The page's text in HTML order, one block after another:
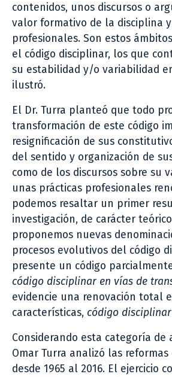
contenidos, unos discursos o
valor formativo de la disciplina
profesionales. Son estos
el código disciplinar, los que
su estabilidad y/o variabilidad
ilustró.
El Dr. Turra planteó que todo
transformación de este código
resignificación de sus
del sentido y organización de
como de los discursos sobre su
unas prácticas profesionales
podemos resaltar un primer
investigación, de carácter
proponemos nuevas
procesos evolutivos del código
presente un código
código disciplinar en vías de
evidencie una renovación total
características, código
Considerando esta categoría de
Omar Turra analizó las
desde 1965 al 2016. El ejercicio